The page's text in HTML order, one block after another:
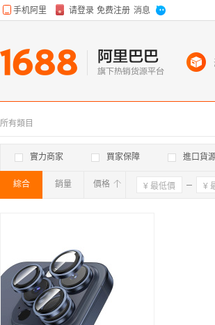
所有類目
實力商家 買家保障 進口貨
綜合 銷量 價格